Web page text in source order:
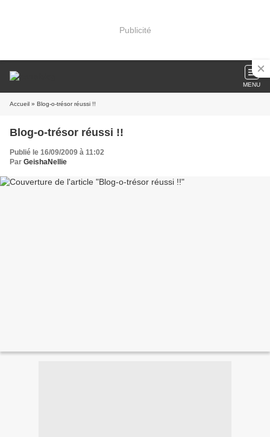
Publicité
MENU
Accueil » Blog-o-trésor réussi !!
Blog-o-trésor réussi !!
Publié le 16/09/2009 à 11:02
Par GeishaNellie